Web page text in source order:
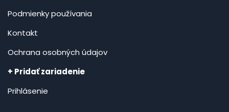
Podmienky používania
Kontakt
Ochrana osobných údajov
+ Pridať zariadenie
Prihlásenie